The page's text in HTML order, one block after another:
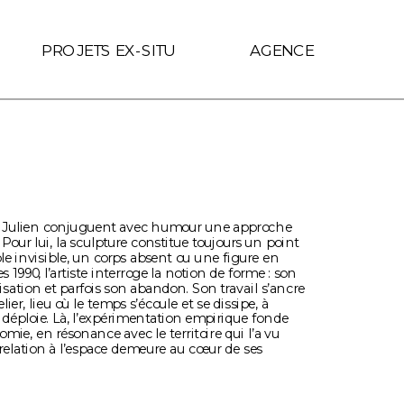
Julien conjuguent avec humour une approche
lui, la sculpture constitue toujours un point
invisible, un corps absent ou une figure en
1990, l’artiste interroge la notion de forme : son
et parfois son abandon. Son travail s’ancre
lieu où le temps s’écoule et se dissipe, à
déploie. Là, l’expérimentation empirique fonde
en résonance avec le territoire qui l’a vu
à l’espace demeure au cœur de ses
PROJETS EX-SITU AGENCE